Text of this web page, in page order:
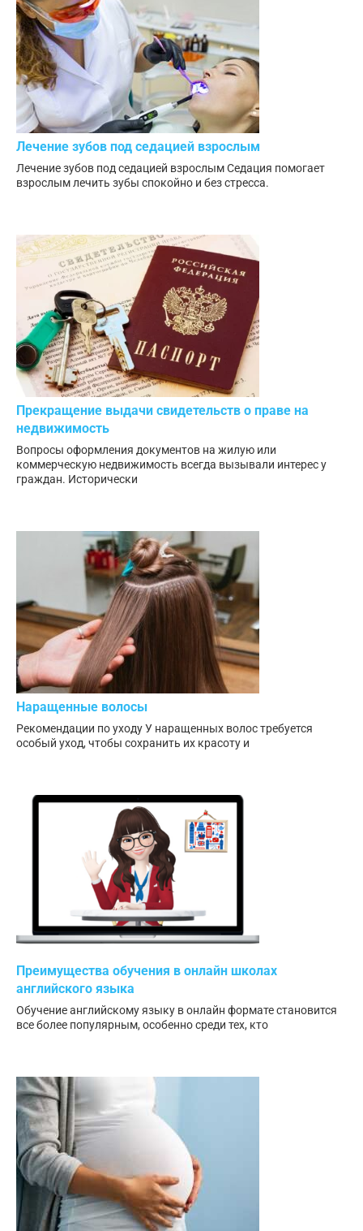
Лечение зубов под седацией взрослым
Лечение зубов под седацией взрослым Седация помогает
взрослым лечить зубы спокойно и без стресса.
Прекращение выдачи свидетельств о праве на
недвижимость
Вопросы оформления документов на жилую или
коммерческую недвижимость всегда вызывали интерес у
граждан. Исторически
Наращенные волосы
Рекомендации по уходу У наращенных волос требуется
особый уход, чтобы сохранить их красоту и
Преимущества обучения в онлайн школах
английского языка
Обучение английскому языку в онлайн формате становится
все более популярным, особенно среди тех, кто